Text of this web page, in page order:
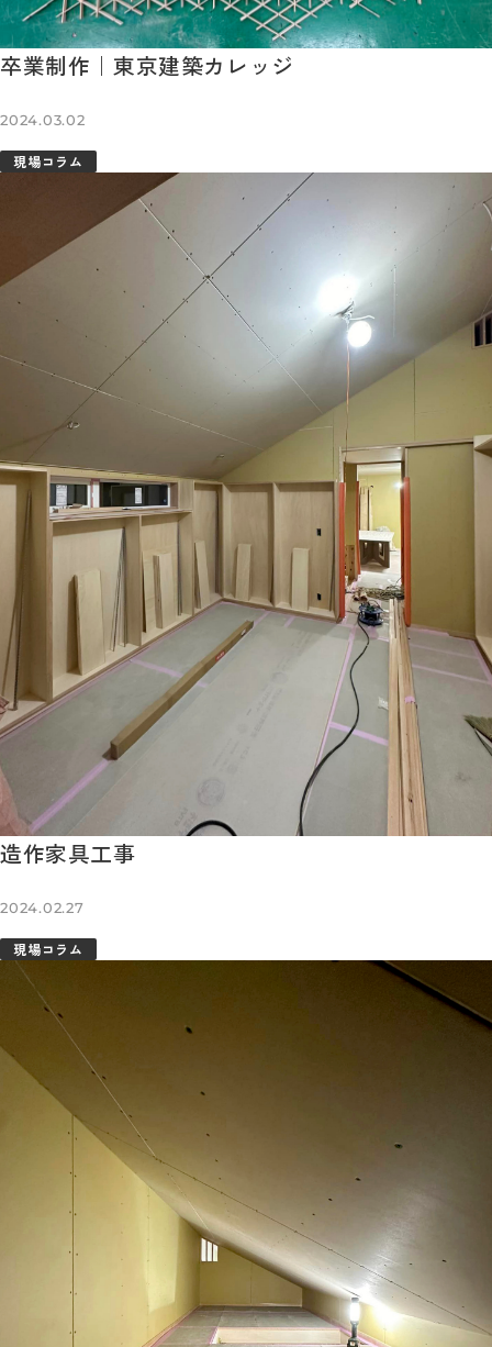
卒業制作｜東京建築カレッジ
2024.03.02
現場コラム
造作家具工事
2024.02.27
現場コラム